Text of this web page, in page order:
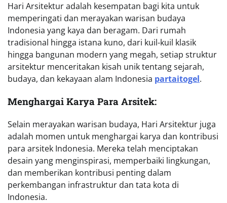
Hari Arsitektur adalah kesempatan bagi kita untuk
memperingati dan merayakan warisan budaya
Indonesia yang kaya dan beragam. Dari rumah
tradisional hingga istana kuno, dari kuil-kuil klasik
hingga bangunan modern yang megah, setiap struktur
arsitektur menceritakan kisah unik tentang sejarah,
budaya, dan kekayaan alam Indonesia partaitogel.
Menghargai Karya Para Arsitek:
Selain merayakan warisan budaya, Hari Arsitektur juga
adalah momen untuk menghargai karya dan kontribusi
para arsitek Indonesia. Mereka telah menciptakan
desain yang menginspirasi, memperbaiki lingkungan,
dan memberikan kontribusi penting dalam
perkembangan infrastruktur dan tata kota di
Indonesia.